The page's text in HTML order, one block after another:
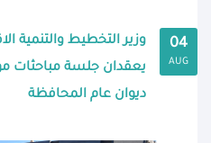
04
AUG
وزير التخطيط والتنمية
يعقدان جلسة مباحثات
ديوان عام المحافظة